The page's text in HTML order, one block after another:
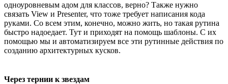
одноуровневым адом для классов, верно? Также нужно
связать View и Presenter, что тоже требует написания кода
руками. Со всем этим, конечно, можно жить, но такая рутина
быстро надоедает. Тут и приходят на помощь шаблоны. С их
помощью мы и автоматизируем все эти рутинные действия по
созданию архитектурных кусков.
Через тернии к звездам